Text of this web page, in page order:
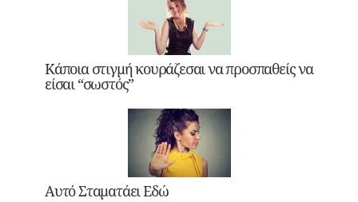
Κάποια στιγμή κουράζεσαι να προσπαθείς να
είσαι “σωστός”
Αυτό Σταματάει Εδώ